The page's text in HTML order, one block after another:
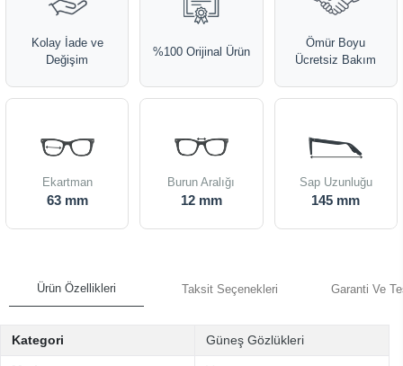
Kolay İade ve
Değişim
%100 Orijinal Ürün
Ömür Boyu
Ücretsiz Bakım
Ekartman
63 mm
Burun Aralığı
12 mm
Sap Uzunluğu
145 mm
Ürün Özellikleri Taksit Seçenekleri Garanti Ve
Kategori Güneş Gözlükleri